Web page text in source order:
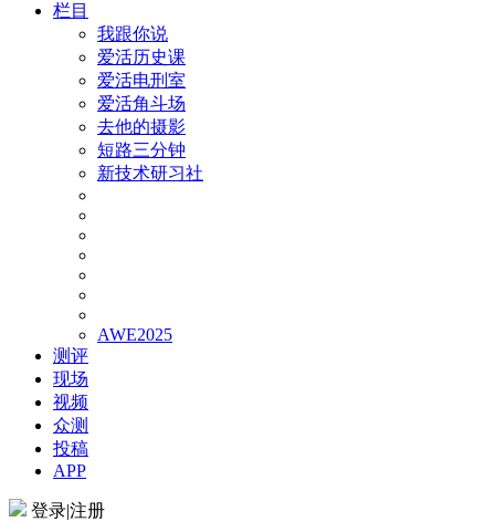
栏目
我跟你说
爱活历史课
爱活电刑室
爱活角斗场
去他的摄影
短路三分钟
新技术研习社
AWE2025
测评
现场
视频
众测
投稿
APP
登录|注册